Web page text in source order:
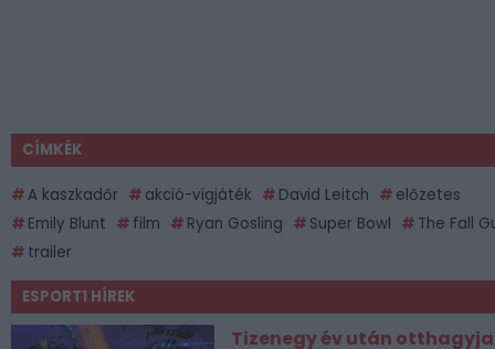
CÍMKÉK
A kaszkadőr akció-vígjáték David Leitch
előzetes
Emily Blunt
film Ryan Gosling Super Bowl
The Fall
trailer
ESPORT1 HÍREK
Tizenegy év után otthagyja